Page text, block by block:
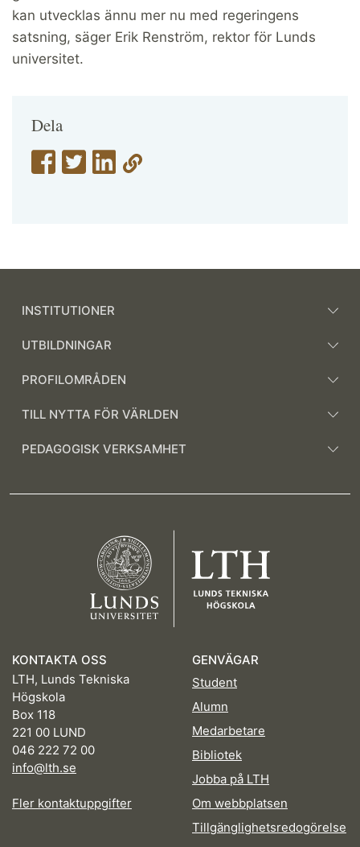
kan utvecklas ännu mer nu med regeringens
satsning, säger Erik Renström, rektor för Lunds
universitet.
Dela
INSTITUTIONER
UTBILDNINGAR
PROFILOMRÅDEN
TILL NYTTA FÖR VÄRLDEN
PEDAGOGISK VERKSAMHET
KONTAKTA OSS
LTH, Lunds Tekniska
Högskola
Box 118
221 00 LUND
046 222 72 00
info@lth.se
Fler kontaktuppgifter
GENVÄGAR
Student
Alumn
Medarbetare
Bibliotek
Jobba på LTH
Om webbplatsen
Tillgänglighetsredogörelse